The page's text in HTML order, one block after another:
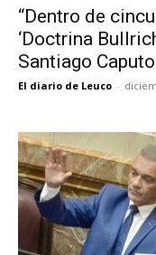
“Dentro de
‘Doctrina
Santiago Caputo
El diario de Leuco -